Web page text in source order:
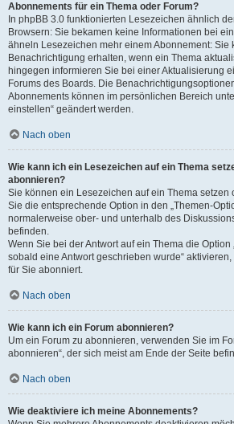
Abonnements für ein Thema oder Forum?
In phpBB 3.0 funktionierten Lesezeichen ähnlich
Browsern: Sie bekamen keine Informationen bei
ähneln Lesezeichen mehr einem Abonnement: Sie
Benachrichtigung erhalten, wenn ein Thema
hingegen informieren Sie bei einer Aktualisierung
Forums des Boards. Die
Abonnements können im persönlichen Bereich
einstellen“ geändert werden.
Nach oben
Wie kann ich ein Lesezeichen auf ein Thema
abonnieren?
Sie können ein Lesezeichen auf ein Thema setzen
Sie die entsprechende Option in den „Themen-
normalerweise ober- und unterhalb des
befinden.
Wenn Sie bei der Antwort auf ein Thema die
sobald eine Antwort geschrieben wurde“
für Sie abonniert.
Nach oben
Wie kann ich ein Forum abonnieren?
Um ein Forum zu abonnieren, verwenden Sie im
abonnieren“, der sich meist am Ende der Seite
Nach oben
Wie deaktiviere ich meine Abonnements?